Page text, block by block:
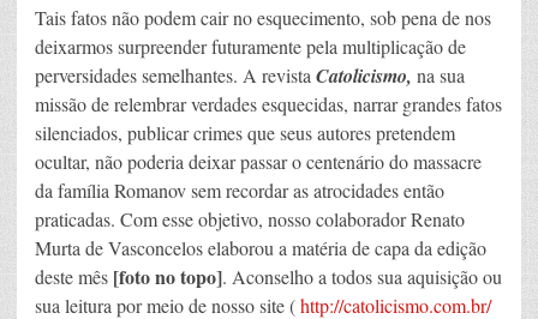
Tais fatos não podem cair no esquecimento, sob pena de nos
deixarmos surpreender futuramente pela multiplicação de
perversidades semelhantes. A revista Catolicismo, na sua
missão de relembrar verdades esquecidas, narrar grandes fatos
silenciados, publicar crimes que seus autores pretendem
ocultar, não poderia deixar passar o centenário do massacre
da família Romanov sem recordar as atrocidades então
praticadas. Com esse objetivo, nosso colaborador Renato
Murta de Vasconcelos elaborou a matéria de capa da edição
deste mês [foto no topo]. Aconselho a todos sua aquisição ou
sua leitura por meio de nosso site (http://catolicismo.com.br/